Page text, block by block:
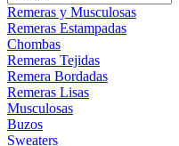
Remeras y Musculosas
Remeras Estampadas
Chombas
Remeras Tejidas
Remera Bordadas
Remeras Lisas
Musculosas
Buzos
Sweaters